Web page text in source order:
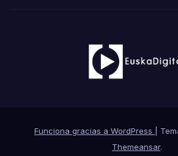
Funciona gracias a WordPress
Themeansar.